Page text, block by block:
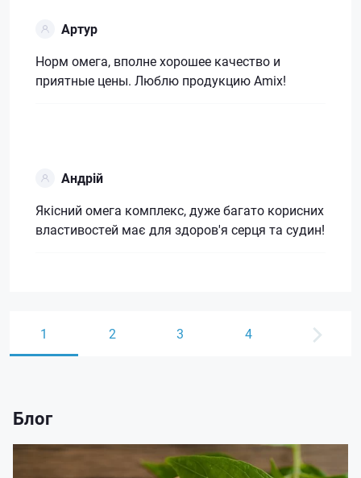
Артур
Норм омега, вполне хорошее качество и
приятные цены. Люблю продукцию Amix!
Андрій
Якісний омега комплекс, дуже багато корисних
властивостей має для здоров'я серця та судин!
1 2 3 4
Блог